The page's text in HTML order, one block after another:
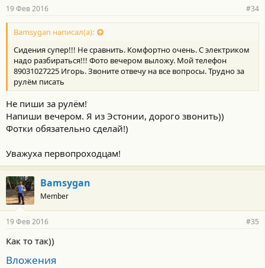
19 Фев 2016 #34
Bamsygan написал(а):
Сидения супер!!! Не сравнить. Комфортно очень. С электриком
надо разбираться!!! Фото вечером выложу. Мой телефон
89031027225 Игорь. Звоните отвечу на все вопросы. Трудно за
рулём писать
Не пиши за рулём!
Напиши вечером. Я из Эстонии, дорого звонить))
Фотки обязательно сделай!)
Уважуха первопроходцам!
Bamsygan
Member
19 Фев 2016 #35
Как то так))
Вложения